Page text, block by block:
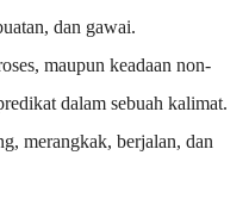
dan gawai.
maupun keadaan non-
dalam sebuah kalimat.
merangkak, berjalan, dan